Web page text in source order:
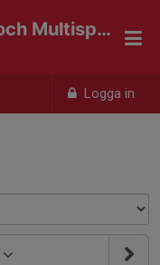
Logga in
Halmstad Triathlon och Multisport